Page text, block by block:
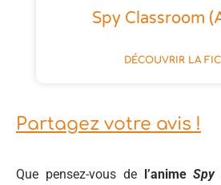
Spy Classroom
DÉCOUVRIR LA
Partagez votre avis !
Que pensez-vous de l’animeSpy